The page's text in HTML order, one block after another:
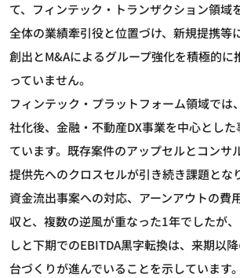
て、フィンテック・トランザクション領域
全体の業績牽引役と位置づけ、新規提携等
創出とM&Aによるグループ強化を積極的に
っていません。
フィンテック・プラットフォーム領域では
社化後、金融・不動産DX事業を中心とし
ています。既存案件のアップセルとコンサ
提供先へのクロスセルが引き続き課題とな
資金流出事案への対応、アーンアウトの費
収と、複数の逆風が重なった1年でしたが
しと下期でのEBITDA黒字転換は、来期以
台づくりが進んでいることを示しています